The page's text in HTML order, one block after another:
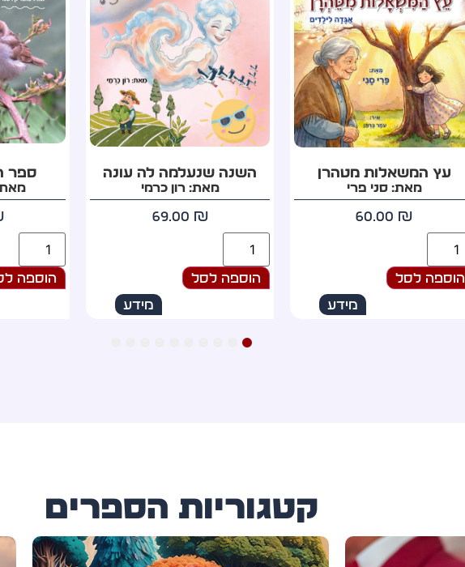
השנה שנעלמה לה עונה
מאת: רון כרמי
69.00 ₪
מידע
הוספה לסל
ספר הציפורים שלי
מאת: נגה ליבהבר
79.00 ₪
מידע
הוספה לסל הוספה
קטגוריות הספרים